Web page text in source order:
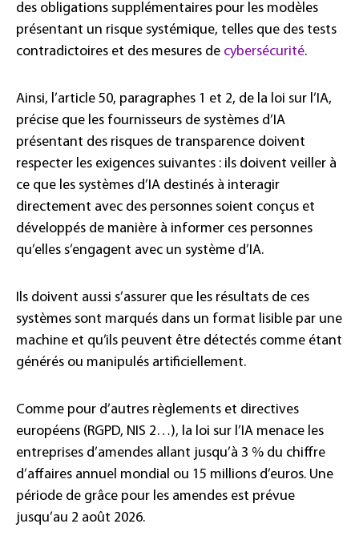
des obligations supplémentaires pour les modèles
présentant un risque systémique, telles que des tests
contradictoires et des mesures de cybersécurité.
Ainsi, l’article 50, paragraphes 1 et 2, de la loi sur l’IA,
précise que les fournisseurs de systèmes d’IA
présentant des risques de transparence doivent
respecter les exigences suivantes : ils doivent veiller à
ce que les systèmes d’IA destinés à interagir
directement avec des personnes soient conçus et
développés de manière à informer ces personnes
qu’elles s’engagent avec un système d’IA.
Ils doivent aussi s’assurer que les résultats de ces
systèmes sont marqués dans un format lisible par une
machine et qu’ils peuvent être détectés comme étant
générés ou manipulés artificiellement.
Comme pour d’autres règlements et directives
européens (RGPD, NIS 2…), la loi sur l’IA menace les
entreprises d’amendes allant jusqu’à 3 % du chiffre
d’affaires annuel mondial ou 15 millions d’euros. Une
période de grâce pour les amendes est prévue
jusqu’au 2 août 2026.